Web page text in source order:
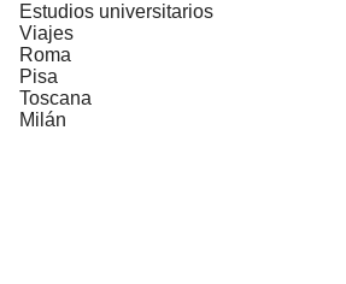
Estudios universitarios
Viajes
Roma
Pisa
Toscana
Milán